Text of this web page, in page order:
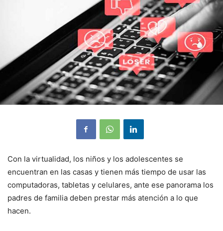
Con la virtualidad, los niños y los adolescentes se
encuentran en las casas y tienen más tiempo de usar las
computadoras, tabletas y celulares, ante ese panorama los
padres de familia deben prestar más atención a lo que
hacen.